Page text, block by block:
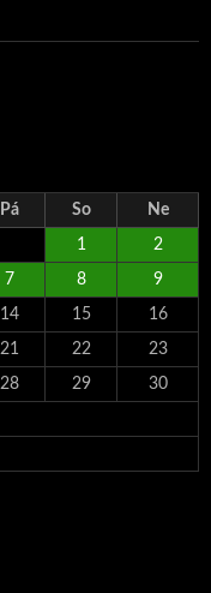
Pá So Ne
1 2
7 8 9
14 15 16
21 22 23
28 29 30